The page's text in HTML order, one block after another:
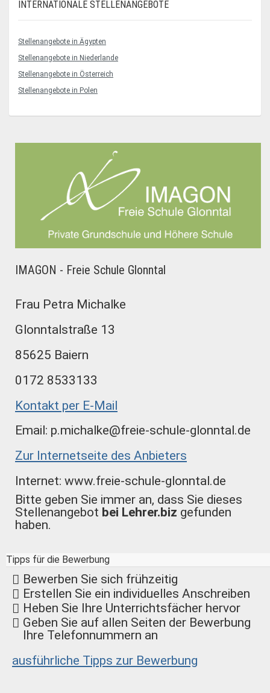
INTERNATIONALE STELLENANGEBOTE
Stellenangebote in Ägypten
Stellenangebote in Niederlande
Stellenangebote in Österreich
Stellenangebote in Polen
IMAGON - Freie Schule Glonntal
Frau Petra Michalke
Glonntalstraße 13
85625 Baiern
0172 8533133
Kontakt per E-Mail
Email: p.michalke@freie-schule-glonntal.de
Zur Internetseite des Anbieters
Internet: www.freie-schule-glonntal.de
Bitte geben Sie immer an, dass Sie dieses
Stellenangebot bei Lehrer.biz gefunden
haben.
Tipps für die Bewerbung
Bewerben Sie sich frühzeitig
Erstellen Sie ein individuelles Anschreiben
Heben Sie Ihre Unterrichtsfächer hervor
Geben Sie auf allen Seiten der Bewerbung
Ihre Telefonnummern an
ausführliche Tipps zur Bewerbung